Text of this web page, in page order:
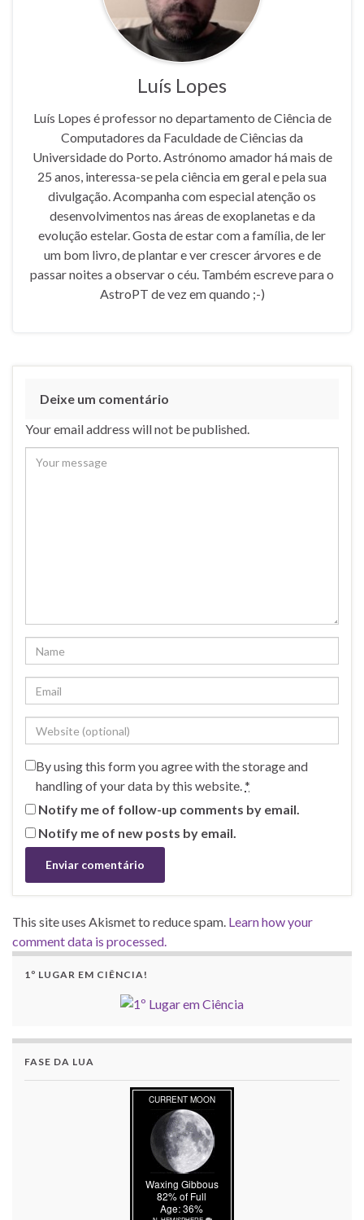
Luís Lopes
Luís Lopes é professor no departamento de Ciência de
Computadores da Faculdade de Ciências da
Universidade do Porto. Astrónomo amador há mais de
25 anos, interessa-se pela ciência em geral e pela sua
divulgação. Acompanha com especial atenção os
desenvolvimentos nas áreas de exoplanetas e da
evolução estelar. Gosta de estar com a família, de ler
um bom livro, de plantar e ver crescer árvores e de
passar noites a observar o céu. Também escreve para o
AstroPT de vez em quando ;-)
Deixe um comentário
Your email address will not be published.
By using this form you agree with the storage and
handling of your data by this website.*
Notify me of follow-up comments by email.
Notify me of new posts by email.
This site uses Akismet to reduce spam. Learn how your
comment data is processed.
1º LUGAR EM CIÊNCIA!
FASE DA LUA